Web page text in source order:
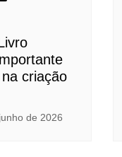
criação
de 2026